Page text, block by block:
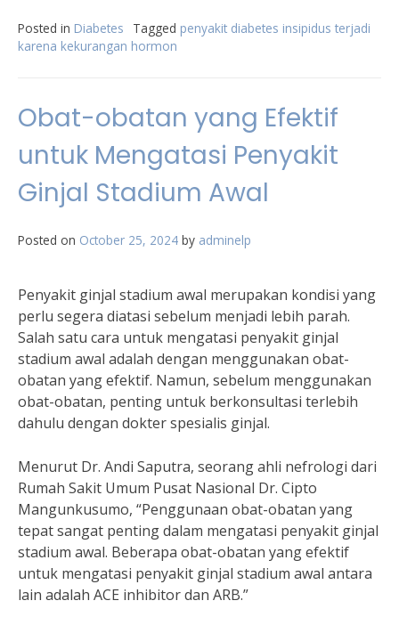
Posted in Diabetes Tagged penyakit diabetes insipidus terjadi
karena kekurangan hormon
Obat-obatan yang Efektif
untuk Mengatasi Penyakit
Ginjal Stadium Awal
Posted on October 25, 2024 by adminelp
Penyakit ginjal stadium awal merupakan kondisi yang
perlu segera diatasi sebelum menjadi lebih parah.
Salah satu cara untuk mengatasi penyakit ginjal
stadium awal adalah dengan menggunakan obat-
obatan yang efektif. Namun, sebelum menggunakan
obat-obatan, penting untuk berkonsultasi terlebih
dahulu dengan dokter spesialis ginjal.
Menurut Dr. Andi Saputra, seorang ahli nefrologi dari
Rumah Sakit Umum Pusat Nasional Dr. Cipto
Mangunkusumo, “Penggunaan obat-obatan yang
tepat sangat penting dalam mengatasi penyakit ginjal
stadium awal. Beberapa obat-obatan yang efektif
untuk mengatasi penyakit ginjal stadium awal antara
lain adalah ACE inhibitor dan ARB.”